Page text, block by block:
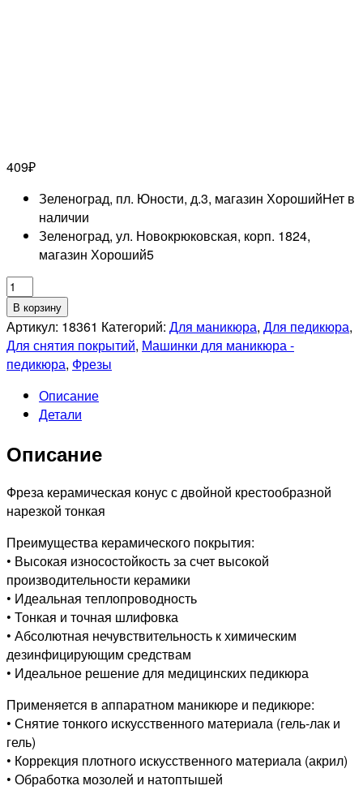
409₽
Зеленоград, пл. Юности, д.3, магазин ХорошийНет в
наличии
Зеленоград, ул. Новокрюковская, корп. 1824,
магазин Хороший5
Количество
товара
Фреза
керамическая
525
140
060
В корзину
Артикул: 18361 Категорий: Для маникюра, Для педикюра,
Для снятия покрытий, Машинки для маникюра -
педикюра, Фрезы
Описание
Детали
Описание
Фреза керамическая конус с двойной крестообразной
нарезкой тонкая
Преимущества керамического покрытия:
• Высокая износостойкость за счет высокой
производительности керамики
• Идеальная теплопроводность
• Тонкая и точная шлифовка
• Абсолютная нечувствительность к химическим
дезинфицирующим средствам
• Идеальное решение для медицинских педикюра
Применяется в аппаратном маникюре и педикюре:
• Снятие тонкого искусственного материала (гель-лак и
гель)
• Коррекция плотного искусственного материала (акрил)
• Обработка мозолей и натоптышей